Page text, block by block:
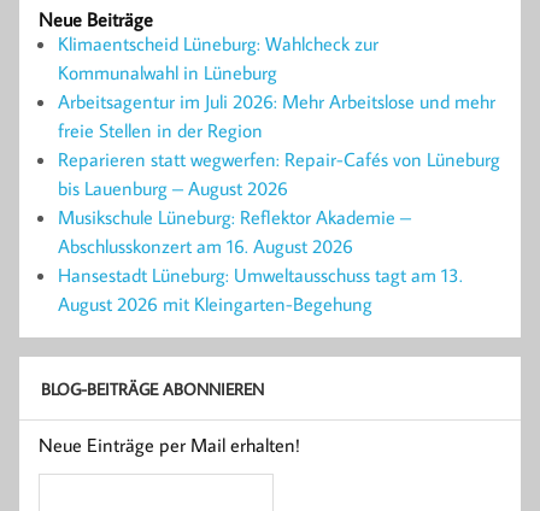
Neue Beiträge
Klimaentscheid Lüneburg: Wahlcheck zur
Kommunalwahl in Lüneburg
Arbeitsagentur im Juli 2026: Mehr Arbeitslose und mehr
freie Stellen in der Region
Reparieren statt wegwerfen: Repair-Cafés von Lüneburg
bis Lauenburg – August 2026
Musikschule Lüneburg: Reflektor Akademie –
Abschlusskonzert am 16. August 2026
Hansestadt Lüneburg: Umweltausschuss tagt am 13.
August 2026 mit Kleingarten-Begehung
BLOG-BEITRÄGE ABONNIEREN
Neue Einträge per Mail erhalten!